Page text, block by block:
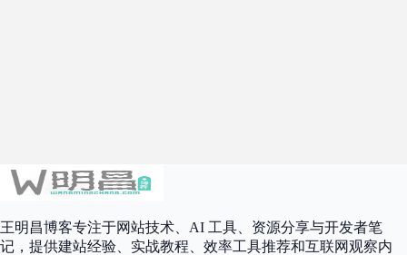
王明昌博客专注于网站技术、AI 工具、资源分享与开发者笔
记，提供建站经验、实战教程、效率工具推荐和互联网观察内